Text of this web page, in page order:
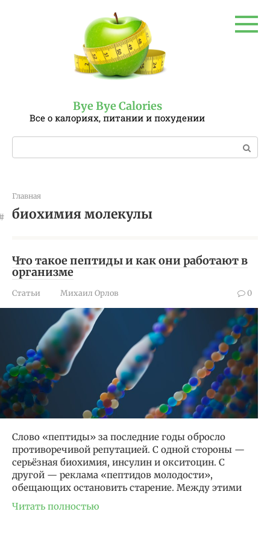
Bye Bye Calories
Все о калориях, питании и похудении
Поиск:
Главная
биохимия молекулы
Что такое пептиды и как они работают в
организме
Статьи Михаил Орлов 0
Слово «пептиды» за последние годы обросло
противоречивой репутацией. С одной стороны —
серьёзная биохимия, инсулин и окситоцин. С
другой — реклама «пептидов молодости»,
обещающих остановить старение. Между этими
Читать полностью